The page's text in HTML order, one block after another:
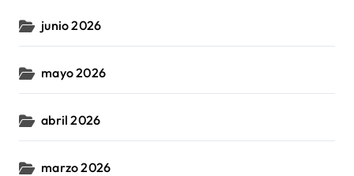
junio 2026
mayo 2026
abril 2026
marzo 2026